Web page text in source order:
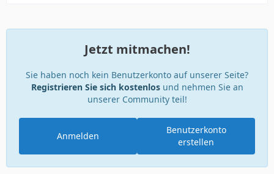
Jetzt mitmachen!
Sie haben noch kein Benutzerkonto auf unserer Seite?
Registrieren Sie sich kostenlosund nehmen Sie an
unserer Community teil!
Benutzerkonto
erstellen
Anmelden